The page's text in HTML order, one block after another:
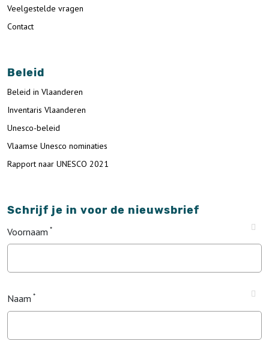
Veelgestelde vragen
Contact
Beleid
Beleid in Vlaanderen
Inventaris Vlaanderen
Unesco-beleid
Vlaamse Unesco nominaties
Rapport naar UNESCO 2021
Schrijf je in voor de nieuwsbrief
Voornaam
Naam